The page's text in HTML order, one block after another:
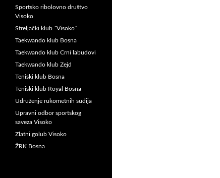
Sportsko ribolovno društvo
Visoko
Streljački klub ˝Visoko˝
Taekwando klub Bosna
Taekwando klub Crni labudovi
Taekwando klub Zejd
Teniski klub Bosna
Teniski klub Royal Bosna
Udruženje rukometnih sudija
Upravni odbor sportskog
saveza Visoko
Zlatni golub Visoko
ŽRK Bosna